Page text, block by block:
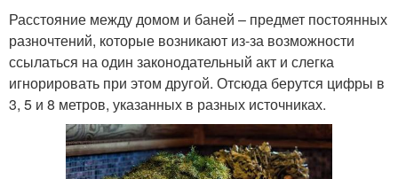
Расстояние между домом и баней – предмет постоянных
разночтений, которые возникают из-за возможности
ссылаться на один законодательный акт и слегка
игнорировать при этом другой. Отсюда берутся цифры в
3, 5 и 8 метров, указанных в разных источниках.